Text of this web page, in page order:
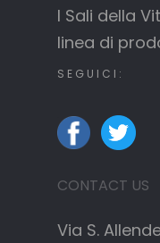
I Sali della
linea di
SEGUICI:
CONTACT US
Via S.